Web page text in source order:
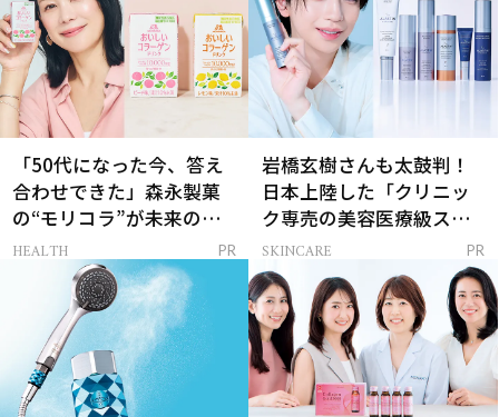
「50代になった今、答え
合わせできた」森永製菓
の“モリコラ”が未来のキ
レイを連れてくる！
HEALTH PR
岩橋玄樹さんも太鼓判！
日本上陸した「クリニッ
ク専売の美容医療級スキ
ンケア」
SKINCARE PR